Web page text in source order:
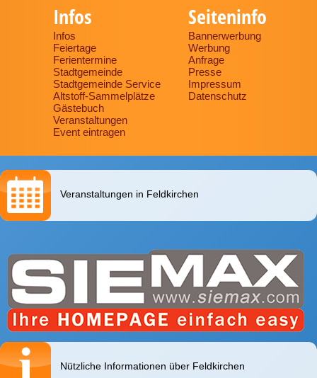
Infos
Infos
Feiertage
Ferientermine
Stadtgemeinde
Stadtgemeinde Service
Altstoff-Sammelplätze
Gästebuch
Veranstaltungen
Event eintragen
Seiteninfo
Bannerwerbung
Werbung
Anfrage
Presse
Impressum
Datenschutz
Veranstaltungen in Feldkirchen
Nützliche Informationen über Feldkirchen